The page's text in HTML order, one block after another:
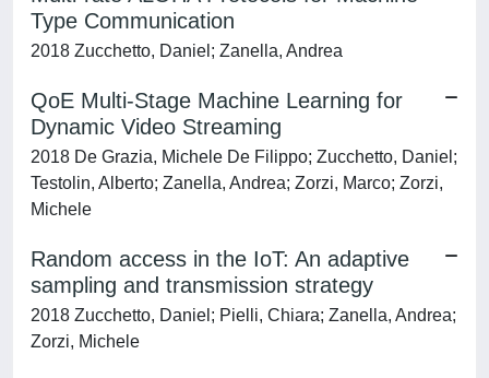
Type Communication
2018 Zucchetto, Daniel; Zanella, Andrea
QoE Multi-Stage Machine Learning for
Dynamic Video Streaming
2018 De Grazia, Michele De Filippo; Zucchetto, Daniel;
Testolin, Alberto; Zanella, Andrea; Zorzi, Marco; Zorzi,
Michele
Random access in the IoT: An adaptive
sampling and transmission strategy
2018 Zucchetto, Daniel; Pielli, Chiara; Zanella, Andrea;
Zorzi, Michele